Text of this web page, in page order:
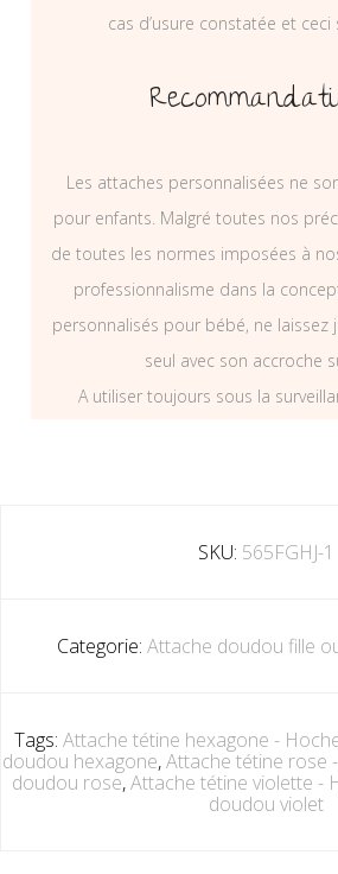
cas d’usure constatée et ceci
Les attaches personnalisées ne
pour enfants. Malgré toutes nos
de toutes les normes imposées à
professionnalisme dans la
personnalisés pour bébé, ne laissez
seul avec son accroche
A utiliser toujours sous la
SKU: 565FGHJ-1
Categorie: Attache doudou fille
Tags: Attache tétine hexagone -
doudou hexagone,Attache tétine rose
doudou rose,Attache tétine violette -
doudou violet